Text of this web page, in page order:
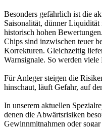
Besonders gefährlich ist die
Saisonalität, dünner
historisch hohen
Chips sind inzwischen teuer
Korrekturen. Gleichzeitig
Warnsignale. So werden viele
Für Anleger steigen die
hinschaut, läuft Gefahr, auf
In unserem aktuellen
denen die Abwärtsrisiken
Gewinnmitnahmen oder